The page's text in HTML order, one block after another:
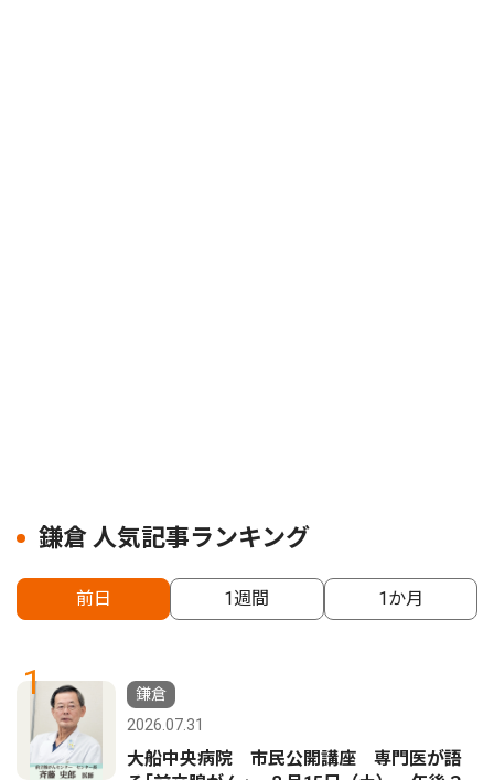
鎌倉 人気記事ランキング
前日 1週間 1か月
1
鎌倉
2026.07.31
大船中央病院 市民公開講座 専門医が語